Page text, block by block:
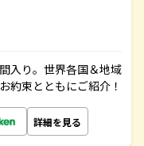
入り。世界各国＆地域
約束とともにご紹介！
詳細を見る